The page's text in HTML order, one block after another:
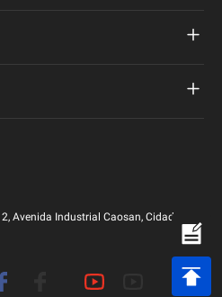
Avenida Industrial Caosan, Cidade